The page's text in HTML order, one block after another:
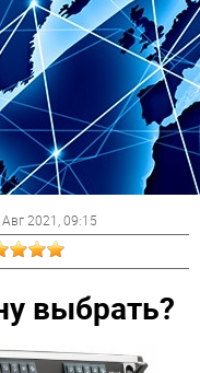
Авг 2021 , 09:15
выбрать?